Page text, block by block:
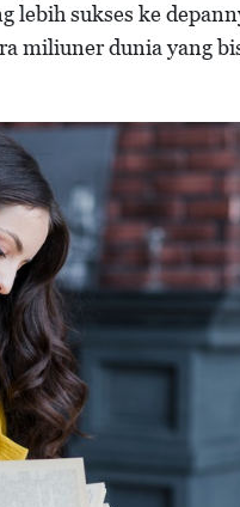
lebih sukses ke
miliuner dunia yang